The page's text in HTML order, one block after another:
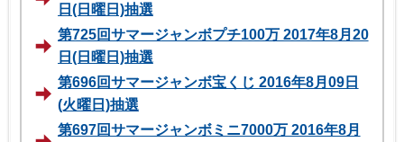
日(日曜日)抽選
第725回サマージャンボプチ100万 2017年8月20
日(日曜日)抽選
第696回サマージャンボ宝くじ 2016年8月09日
(火曜日)抽選
第697回サマージャンボミニ7000万 2016年8月